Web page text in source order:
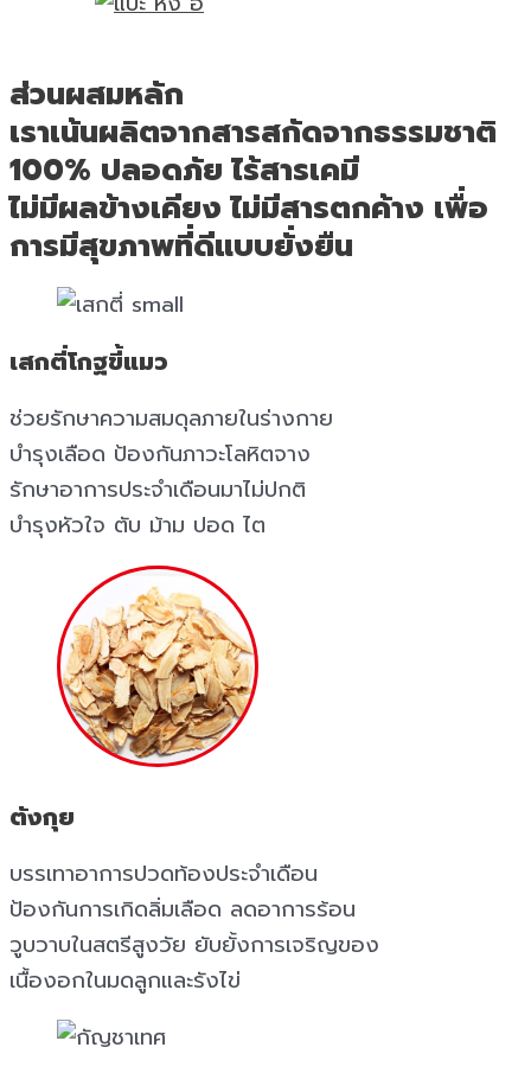
ส่วนผสมหลัก
เราเน้นผลิตจากสารสกัดจากธรรมชาติ
100% ปลอดภัย ไร้สารเคมี
ไม่มีผลข้างเคียง ไม่มีสารตกค้าง เพื่อ
การมีสุขภาพที่ดีแบบยั่งยืน
เสกตี่โกฐขี้แมว
ช่วยรักษาความสมดุลภายในร่างกาย
บำรุงเลือด ป้องกันภาวะโลหิตจาง
รักษาอาการประจำเดือนมาไม่ปกติ
บำรุงหัวใจ ตับ ม้าม ปอด ไต
ตังกุย
บรรเทาอาการปวดท้องประจำเดือน
ป้องกันการเกิดลิ่มเลือด ลดอาการร้อน
วูบวาบในสตรีสูงวัย ยับยั้งการเจริญของ
เนื้องอกในมดลูกและรังไข่